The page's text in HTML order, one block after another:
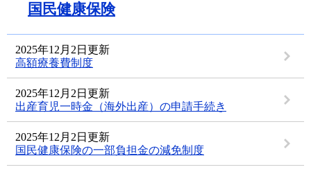
国民健康保険
2025年12月2日更新
高額療養費制度
2025年12月2日更新
出産育児一時金（海外出産）の申請手続き
2025年12月2日更新
国民健康保険の一部負担金の減免制度